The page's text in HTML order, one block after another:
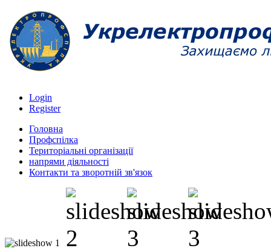
Login
Register
Головна
Профспілка
Територіальні організації
напрями діяльності
Контакти та зворотній зв'язок